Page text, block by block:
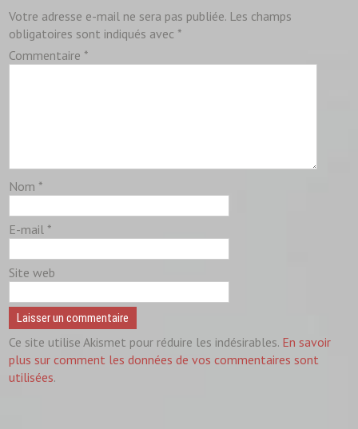
Votre adresse e-mail ne sera pas publiée. Les champs
obligatoires sont indiqués avec*
Commentaire*
Nom*
E-mail*
Site web
Ce site utilise Akismet pour réduire les indésirables. En savoir
plus sur comment les données de vos commentaires sont
utilisées.